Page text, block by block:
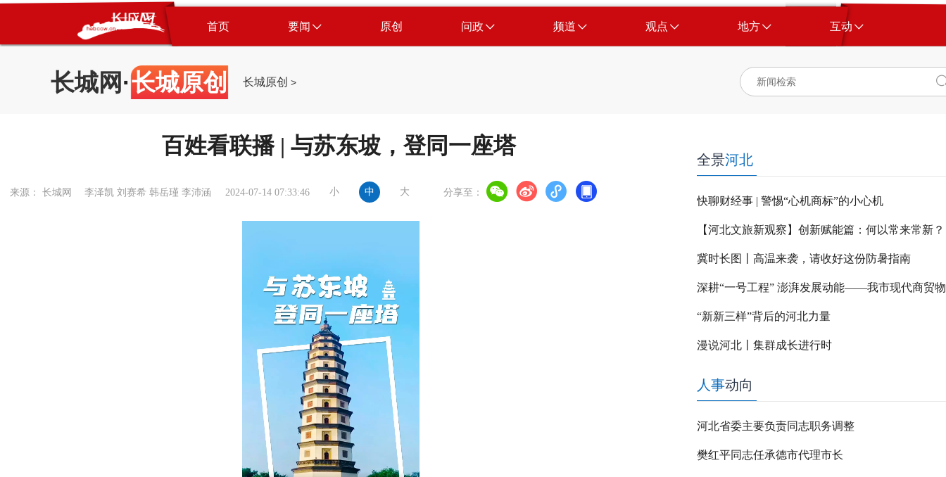
首页 要闻 原创 问政 频道 观点 地方 互动
长城网 ·长城原创 长城原创 >
百姓看联播 | 与苏东坡，登同一座塔
来源： 长城网 李泽凯 刘赛希 韩岳瑾 李沛涵 2024-07-14 07:33:46 小 中 大 分享至：
全景河北
快聊财经事 | 警惕“心机商标”的小心机
【河北文旅新观察】创新赋能篇：何以常来常新？
冀时长图丨高温来袭，请收好这份防暑指南
“新新三样”背后的河北力量
漫说河北丨集群成长进行时
人事动向
河北省委主要负责同志职务调整
樊红平同志任承德市代理市长